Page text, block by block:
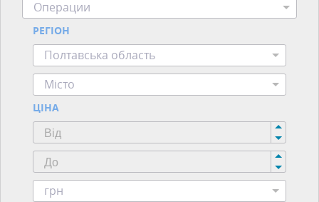
Операции
РЕГІОН
Полтавська область
Місто
ЦІНА
грн